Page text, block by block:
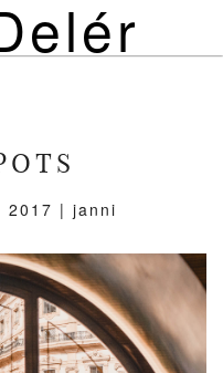
2017 | janni